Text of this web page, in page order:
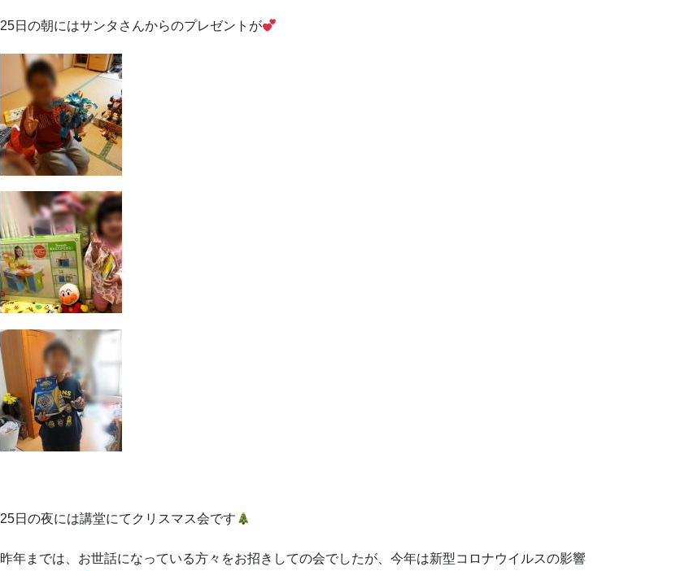
25日の朝にはサンタさんからのプレゼントが
25日の夜には講堂にてクリスマス会です
昨年までは、お世話になっている方々をお招きしての会でしたが、今年は新型コロナウイルスの影響